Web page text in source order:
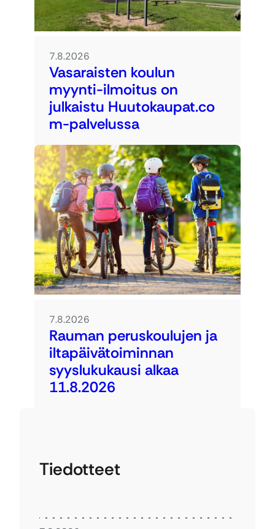
7.8.2026
Vasaraisten koulun
myynti-ilmoitus on
julkaistu Huutokaupat.co
m-palvelussa
7.8.2026
Rauman peruskoulujen ja
iltapäivätoiminnan
syyslukukausi alkaa
11.8.2026
Tiedotteet